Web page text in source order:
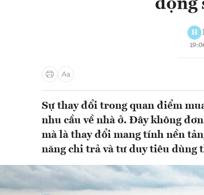
động
H
Sự thay đổi trong quan điểm
nhu cầu về nhà ở. Đây không
mà là thay đổi mang tính nền
năng chi trả và tư duy tiêu dùng